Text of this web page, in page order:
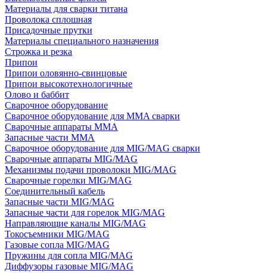
Материалы для сварки титана
Проволока сплошная
Присадочные прутки
Материалы специального назначения
Строжка и резка
Припои
Припои оловянно-свинцовые
Припои высокотехнологичные
Олово и баббит
Сварочное оборудование
Сварочное оборудование для MMA сварки
Сварочные аппараты MMA
Запасные части MMA
Сварочное оборудование для MIG/MAG сварки
Сварочные аппараты MIG/MAG
Механизмы подачи проволоки MIG/MAG
Сварочные горелки MIG/MAG
Соединительный кабель
Запасные части MIG/MAG
Запасные части для горелок MIG/MAG
Направляющие каналы MIG/MAG
Токосъемники MIG/MAG
Газовые сопла MIG/MAG
Пружины для сопла MIG/MAG
Диффузоры газовые MIG/MAG